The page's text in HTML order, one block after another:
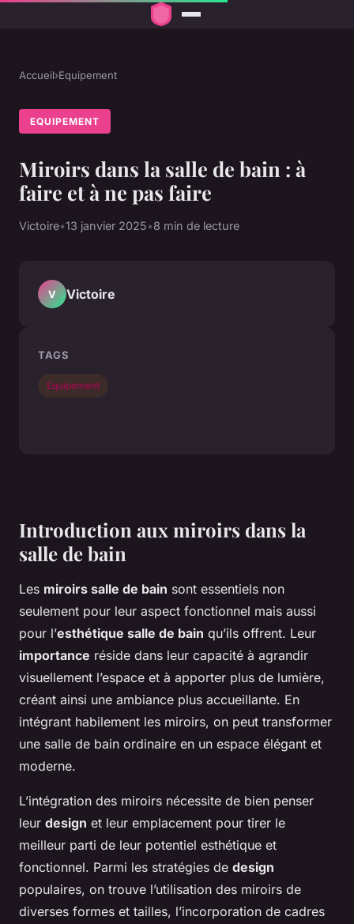
Accueil›Equipement
EQUIPEMENT
Miroirs dans la salle de bain : à
faire et à ne pas faire
Victoire•13 janvier 2025•8 min de lecture
Introduction aux miroirs dans la
salle de bain
Les miroirs salle de bain sont essentiels non
seulement pour leur aspect fonctionnel mais aussi
pour l’esthétique salle de bain qu’ils offrent. Leur
importance réside dans leur capacité à agrandir
visuellement l’espace et à apporter plus de lumière,
créant ainsi une ambiance plus accueillante. En
intégrant habilement les miroirs, on peut transformer
une salle de bain ordinaire en un espace élégant et
moderne.
L’intégration des miroirs nécessite de bien penser
leur design et leur emplacement pour tirer le
meilleur parti de leur potentiel esthétique et
fonctionnel. Parmi les stratégies de design
populaires, on trouve l’utilisation des miroirs de
diverses formes et tailles, l’incorporation de cadres
V Victoire
TAGS
Equipement